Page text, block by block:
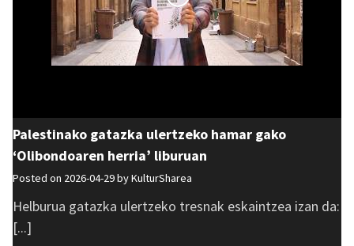
Palestinako gatazka ulertzeko hamar gako
‘Olibondoaren herria’ liburuan
Posted on 2026-04-29 byKulturSharea
Helburua gatazka ulertzeko tresnak eskaintzea izan da:
[...]